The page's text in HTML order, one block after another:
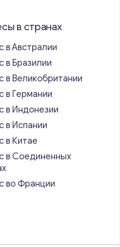
в странах
в Австралии
в Бразилии
в Великобритании
в Германии
в Индонезии
в Испании
в Китае
в Соединенных
во Франции